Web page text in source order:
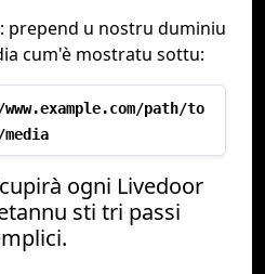
prepend u nostru duminiu
cum'è mostratu sottu:
path/to
/media
ogni Livedoor
sti tri passi